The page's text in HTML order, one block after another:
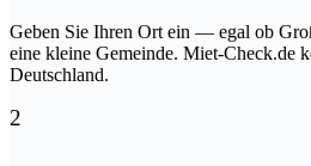
Geben Sie Ihren Ort ein — egal ob
eine kleine Gemeinde. Miet-Check.de
Deutschland.
2